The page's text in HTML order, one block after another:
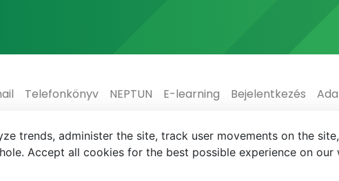
Telefonkönyv NEPTUN E-learning Bejelentkezés
trends, administer the site, track user movements on the
Accept all cookies for the best possible experience on our